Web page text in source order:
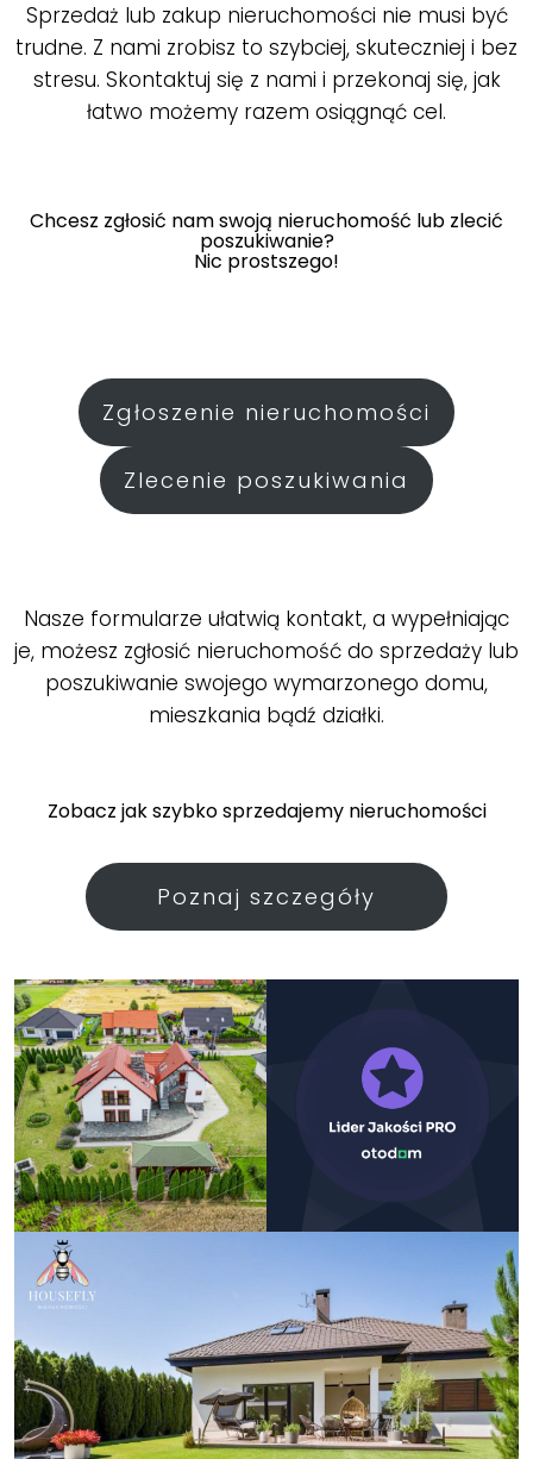
Sprzedaż lub zakup nieruchomości nie musi być
trudne. Z nami zrobisz to szybciej, skuteczniej i bez
stresu. Skontaktuj się z nami i przekonaj się, jak
łatwo możemy razem osiągnąć cel.
Chcesz zgłosić nam swoją nieruchomość lub zlecić
poszukiwanie?
Nic prostszego!
Zgłoszenie nieruchomości
Zlecenie poszukiwania
Nasze formularze ułatwią kontakt, a wypełniając
je, możesz zgłosić nieruchomość do sprzedaży lub
poszukiwanie swojego wymarzonego domu,
mieszkania bądź działki.
Zobacz jak szybko sprzedajemy nieruchomości
Poznaj szczegóły